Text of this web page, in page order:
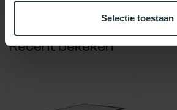
Selectie toestaan
Recent bekeken